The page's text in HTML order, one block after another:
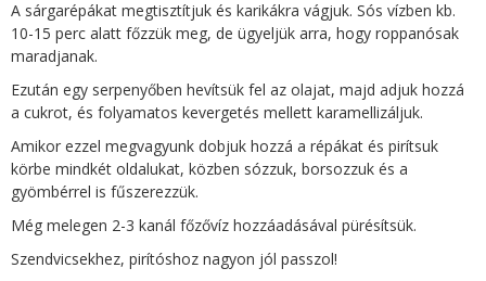
A sárgarépákat megtisztítjuk és karikákra vágjuk. Sós vízben kb.
10-15 perc alatt főzzük meg, de ügyeljük arra, hogy roppanósak
maradjanak.
Ezután egy serpenyőben hevítsük fel az olajat, majd adjuk hozzá
a cukrot, és folyamatos kevergetés mellett karamellizáljuk.
Amikor ezzel megvagyunk dobjuk hozzá a répákat és pirítsuk
körbe mindkét oldalukat, közben sózzuk, borsozzuk és a
gyömbérrel is fűszerezzük.
Még melegen 2-3 kanál főzővíz hozzáadásával pürésítsük.
Szendvicsekhez, pirítóshoz nagyon jól passzol!